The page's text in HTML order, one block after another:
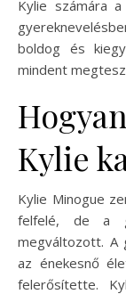
Kylie számára
boldog és
mindent
Kylie
Kylie Minogue
felfelé, de a
megváltozott. A
az énekesnő
felerősítette.